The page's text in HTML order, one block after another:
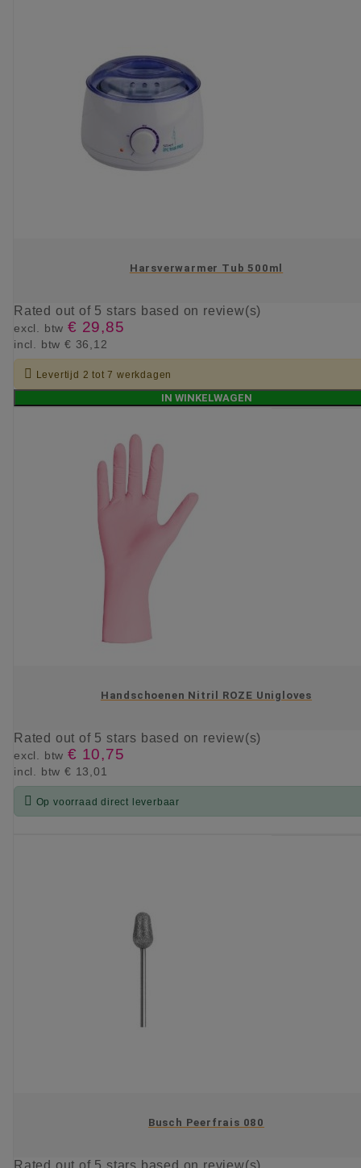
Harsverwarmer Tub 500ml
Rated out of 5 stars based on review(s)
excl. btw € 29,85
incl. btw € 36,12
 Levertijd 2 tot 7 werkdagen
IN WINKELWAGEN
Handschoenen Nitril ROZE Unigloves
Rated out of 5 stars based on review(s)
excl. btw € 10,75
incl. btw € 13,01
 Op voorraad direct leverbaar
Busch Peerfrais 080